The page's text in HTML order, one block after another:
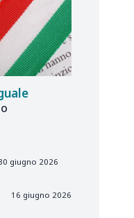
giugno 2026
16 giugno 2026